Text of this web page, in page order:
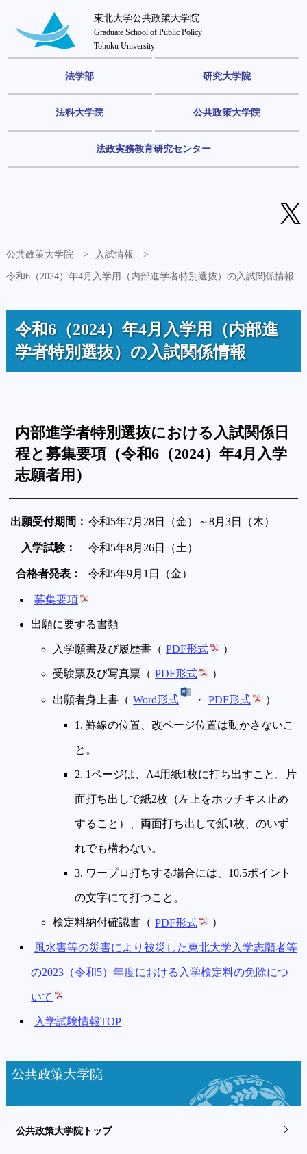
東北大学公共政策大学院
Graduate School of Public Policy
Tohoku University
法学部 研究大学院
法科大学院 公共政策大学院
法政実務教育研究センター
公共政策大学院 入試情報
令和6（2024）年4月入学用（内部進学者特別選抜）の入試関係情報
令和6（2024）年4月入学用（内部進
学者特別選抜）の入試関係情報
内部進学者特別選抜における入試関係日
程と募集要項（令和6（2024）年4月入学
志願者用）
出願受付期間： 令和5年7月28日（金）～8月3日（木）
入学試験： 令和5年8月26日（土）
合格者発表： 令和5年9月1日（金）
募集要項
出願に要する書類
入学願書及び履歴書（ PDF形式 ）
受験票及び写真票（ PDF形式 ）
出願者身上書（ Word形式 ・ PDF形式 ）
1. 罫線の位置、改ページ位置は動かさないこ
と。
2. 1ページは、A4用紙1枚に打ち出すこと。片
面打ち出しで紙2枚（左上をホッチキス止め
すること）、両面打ち出しで紙1枚、のいず
れでも構わない。
3. ワープロ打ちする場合には、10.5ポイント
の文字にて打つこと。
検定料納付確認書（ PDF形式 ）
風水害等の災害により被災した東北大学入学志願者等
の2023（令和5）年度における入学検定料の免除につ
いて
入学試験情報TOP
公共政策大学院
公共政策大学院トップ